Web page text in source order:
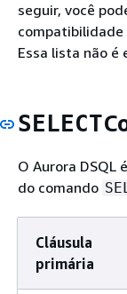
seguir, você
compatibilidade
Essa lista não é
SELECT
O Aurora DSQL
do comando
Cláusula
primária